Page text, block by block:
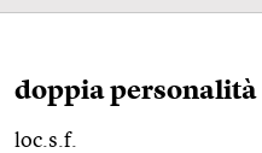
doppia personalità
loc.s.f.